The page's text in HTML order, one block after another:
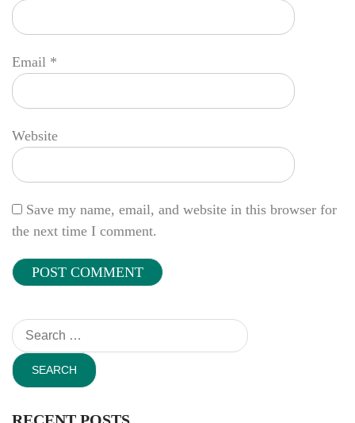
Email *
Website
Save my name, email, and website in this browser for
the next time I comment.
Search
for: